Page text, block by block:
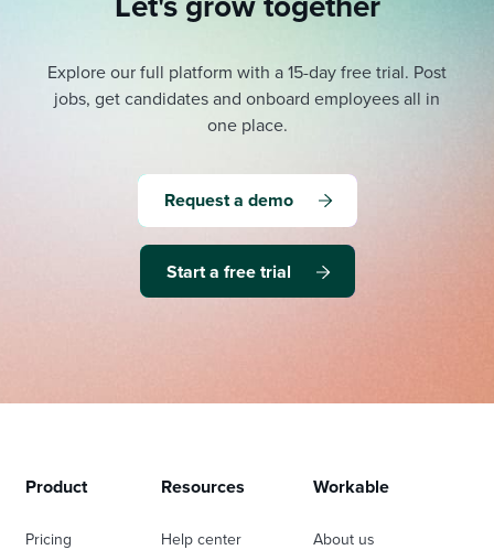
Explore our full platform with a 15-day free trial. Post
jobs, get candidates and onboard employees all in
one place.
Request a demo
Start a free trial
Product
Pricing
Resources
Help center
Workable
About us